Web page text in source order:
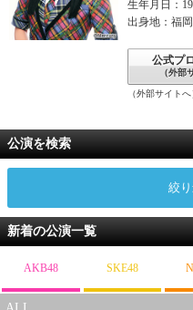
生年月日：
出身地：福
公式プ
（外部
（外部サイトへ
公演を検索
絞
新着の公演一覧
AKB48 SKE48